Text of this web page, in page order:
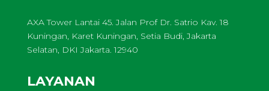
AXA Tower Lantai 45. Jalan Prof Dr. Satrio Kav. 18
Kuningan, Karet Kuningan, Setia Budi, Jakarta
Selatan, DKI Jakarta. 12940
LAYANAN